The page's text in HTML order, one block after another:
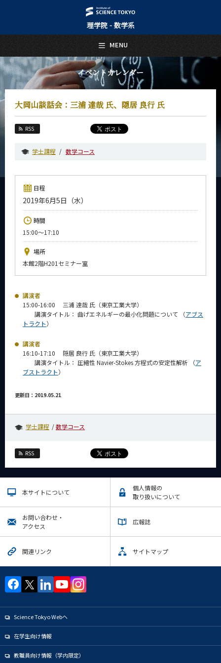
理学院 - 数学系
イベントカレンダー
大岡山談話会：三浦 達哉 氏、隠居 良行 氏
RSS
学士課程 数学コース
日程
2019年6月5日（水）
時間
15:00～17:10
場所
本館2階H201セミナー室
講演者
15:00-16:00 三浦 達哉 氏（東京工業大学）
講演タイトル： 曲げエネルギーの最小化問題について （アブス
トラクト）
講演者
16:10-17:10 隠居 良行 氏（東京工業大学）
講演タイトル： 圧縮性 Navier-Stokes 方程式の安定性解析 （ア
ブストラクト）
更新日：2019.05.21
学士課程 数学コース
RSS
本サイトについて
個人情報の
取り扱いについて
お問い合わせ・
アクセス
広報誌
関連リンク サイトマップ
Science Tokyo Webヘ
在学生向け情報
教職員向け情報（学内限定）
MENU
日本語 English
トップページ
Top Page
数学系について
About Us
Education
入学案内
Admissions
数学系 News
イベントカレンダー
Event Calendar
今後の課程別イベント
年別アーカイブ
サイト構成